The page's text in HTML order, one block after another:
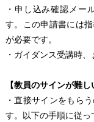
・申し込み確認メー
す。この申請書には
が必要です。
・ガイダンス受講時
【教員のサインが難し
・直接サインをもら
す。以下の手順に従っ